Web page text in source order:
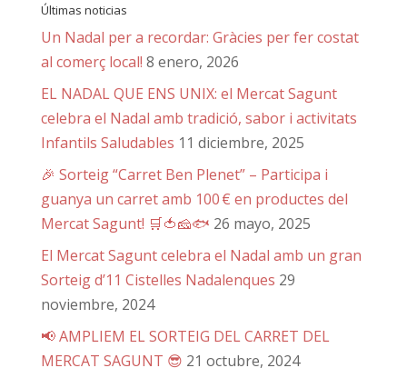
Últimas noticias
Un Nadal per a recordar: Gràcies per fer costat
al comerç local! 8 enero, 2026
EL NADAL QUE ENS UNIX: el Mercat Sagunt
celebra el Nadal amb tradició, sabor i activitats
Infantils Saludables 11 diciembre, 2025
🎉 Sorteig “Carret Ben Plenet” – Participa i
guanya un carret amb 100 € en productes del
Mercat Sagunt! 🛒🍅🧀🐟 26 mayo, 2025
El Mercat Sagunt celebra el Nadal amb un gran
Sorteig d’11 Cistelles Nadalenques 29
noviembre, 2024
📢 AMPLIEM EL SORTEIG DEL CARRET DEL
MERCAT SAGUNT 😎 21 octubre, 2024